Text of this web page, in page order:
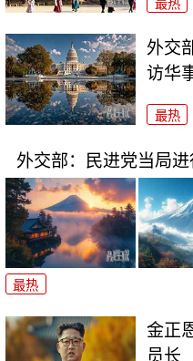
最热
外交
访华
最热
外交部：民进党当局
最热
金正
员长